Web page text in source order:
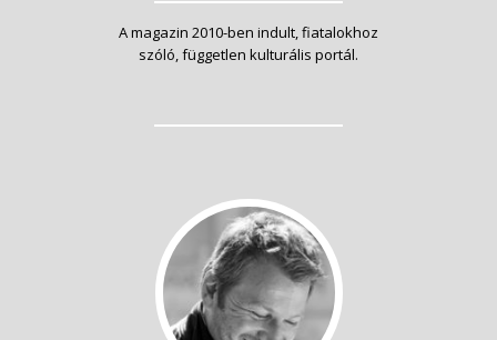
A magazin 2010-ben indult, fiatalokhoz
szóló, független kulturális portál.